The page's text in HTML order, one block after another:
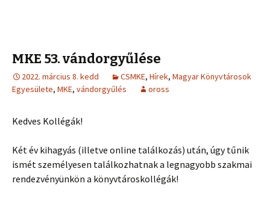
MKE 53. vándorgyűlése
2022. március 8. kedd CSMKE, Hírek, Magyar Könyvtárosok
Egyesülete, MKE, vándorgyűlés oross
Kedves Kollégák!
Két év kihagyás (illetve online találkozás) után, úgy tűnik
ismét személyesen találkozhatnak a legnagyobb szakmai
rendezvényünkön a könyvtároskollégák!